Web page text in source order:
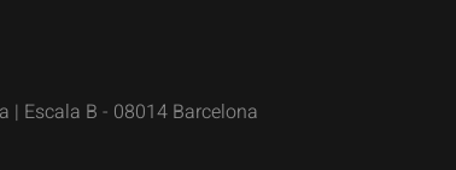
| Escala B - 08014 Barcelona